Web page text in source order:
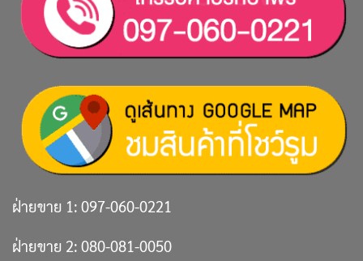
ฝ่ายขาย 1: 097-060-0221
ฝ่ายขาย 2: 080-081-0050